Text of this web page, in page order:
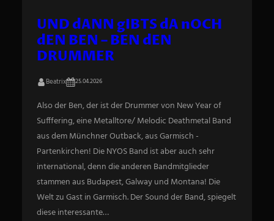
UND dANN gIBTS dA nOCH
dEN BEN – BEN dEN
DRUMMER
Beatrix 25.04.2026
Also der Ben, der ist der Drummer von New Year of
Sufffering, eine Metalltore/ Melodic Deathmetal Band
aus dem Münchner Outback, aus Garmisch -
Partenkirchen! Die NYOS Band ist aber auch sehr
international, denn die anderen Bandmitglieder
stammen aus Budapest, Galway und Montana! Die
Welt zu Gast in Garmisch. Der Sound der Band, spiegelt
diese interessante…